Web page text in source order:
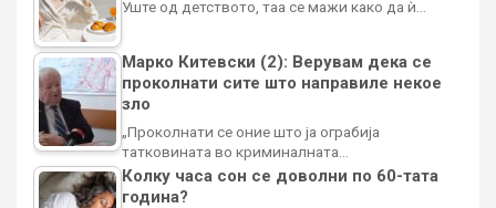
Уште од детството, таа се мажи како да ѝ…
Марко Китевски (2): Верувам дека се
проколнати сите што направиле некое
зло
„Проколнати се оние што ја ограбија
татковината во криминалната…
Колку часа сон се доволни по 60-тата
година?